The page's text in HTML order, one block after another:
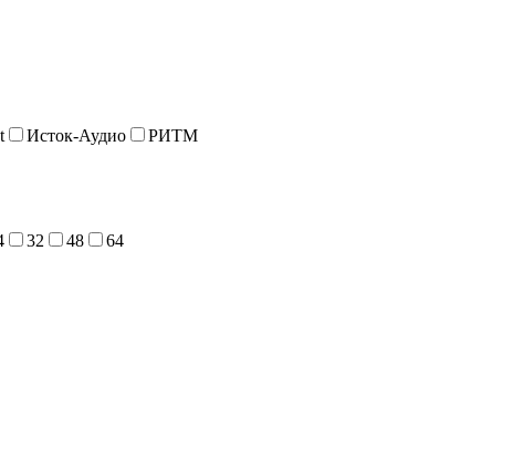
Исток-Аудио
РИТМ
32 48
64